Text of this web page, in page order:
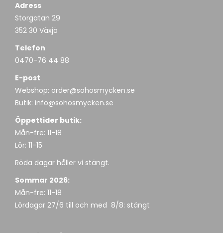
Adress
Storgatan 29
352 30 Växjö
Telefon
0470-76 44 88
E-post
Webshop: order@sohosmycken.se
Butik: info@sohosmycken.se
Öppettider butik:
Mån-fre: 11-18
Lör: 11-15
Röda dagar håller vi stängt.
Sommar 2026:
Mån-fre: 11-18
Lördagar 27/6 till och med 8/8: stängt